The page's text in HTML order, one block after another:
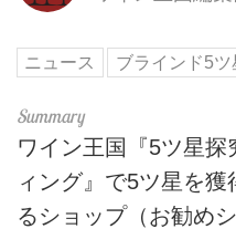
ニュース ブラインド5ツ
ワイン王国『5ツ星
ィング』で5ツ星を
るショップ（お勧め